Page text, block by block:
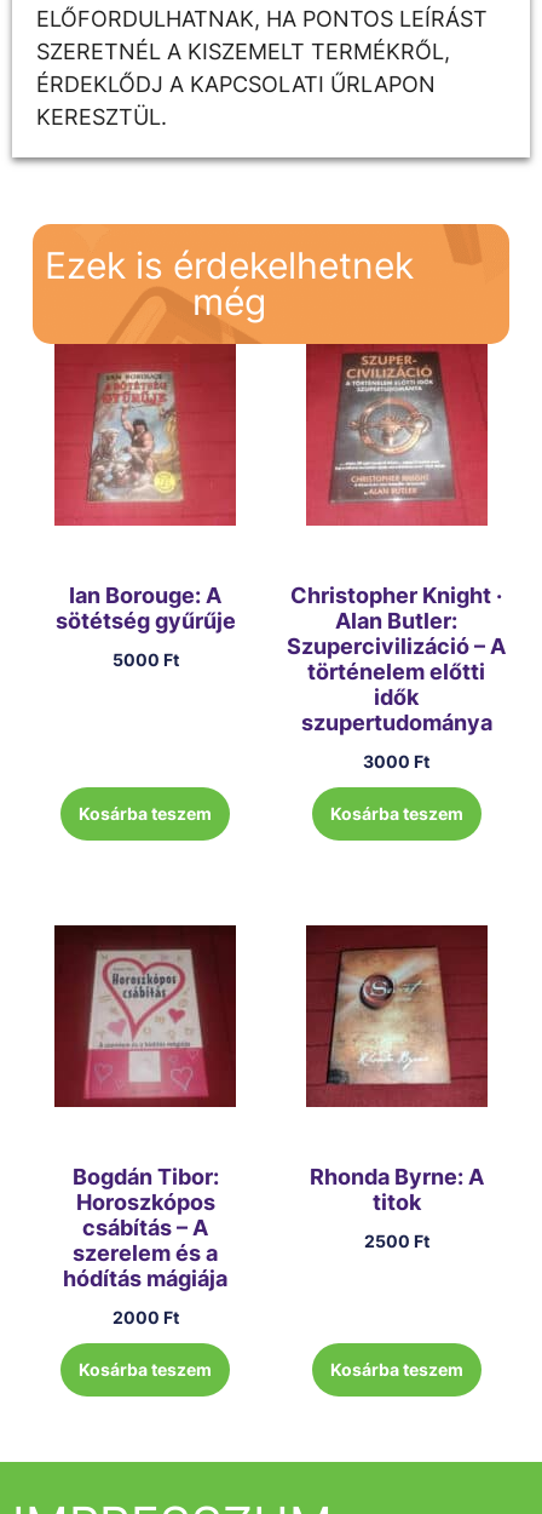
ELŐFORDULHATNAK, HA PONTOS LEÍRÁST
SZERETNÉL A KISZEMELT TERMÉKRŐL,
ÉRDEKLŐDJ A KAPCSOLATI ŰRLAPON
KERESZTÜL.
Ezek is érdekelhetnek
még
Ian Borouge: A
sötétség gyűrűje
5000 Ft
Kosárba teszem
Christopher Knight ·
Alan Butler:
Szupercivilizáció – A
történelem előtti
idők
szupertudománya
3000Ft
Kosárba teszem
Bogdán Tibor:
Horoszkópos
csábítás – A
szerelem és a
hódítás mágiája
2000 Ft
Kosárba teszem
Rhonda Byrne: A
titok
2500 Ft
Kosárba teszem